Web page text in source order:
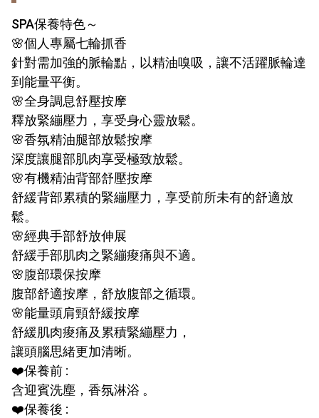
SPA保養特色～
🌸個人專屬七輪抓香
針對需加強的脈輪點，以精油嗅吸，讓不活躍脈輪達
到能量平衡。
🌸全身調息舒壓按摩
釋放緊繃壓力，享受身心靈放鬆。
🌸香氛精油腿部放鬆按摩
深度讓腿部肌肉享受極致放鬆。
🌸有機精油背部舒壓按摩
舒緩背部累積的緊繃壓力，享受前所未有的舒適放
鬆。
🌸經典手部舒放伸展
舒緩手部肌肉之緊繃痠痛與不適。
🌸腹部環保按摩
腹部舒適按摩，舒放腹部之循環。
🌸能量頭肩頸舒緩按摩
舒緩肌肉痠痛及累積緊繃壓力，
讓頭腦思緒更加清晰。
❤️保養前 :
含迎賓洗塵，香氛淋浴 。
❤️保養後 :